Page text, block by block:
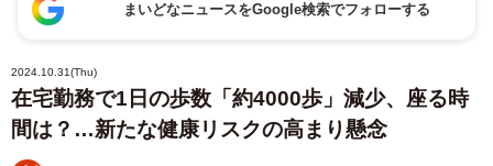
まいどなニュースをGoogle検索でフォローする
2024.10.31(Thu)
在宅勤務で1日の歩数「約4000歩」減少、座る時
間は？…新たな健康リスクの高まり懸念